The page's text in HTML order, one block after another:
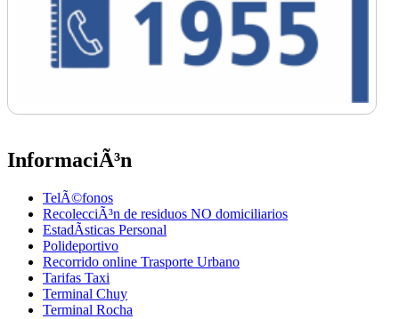
InformaciÃ³n
TelÃ©fonos
RecolecciÃ³n de residuos NO domiciliarios
EstadÃ­sticas Personal
Polideportivo
Recorrido online Trasporte Urbano
Tarifas Taxi
Terminal Chuy
Terminal Rocha